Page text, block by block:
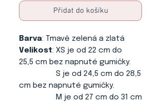
Přidat do košíku
Barva: Tmavě zelená a zlatá
Velikost: XS je od 22 cm do
25,5 cm bez napnuté gumičky.
S je od 24,5 cm do 28,5
cm bez napnuté gumičky.
M je od 27 cm do 31 cm